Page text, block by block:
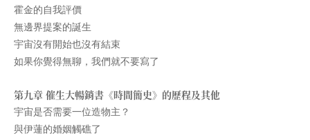
霍金的自我評價
無邊界提案的誕生
宇宙沒有開始也沒有結束
如果你覺得無聊，我們就不要寫了
第九章 催生大暢銷書《時間簡史》的歷程及其他
宇宙是否需要一位造物主？
與伊蓮的婚姻觸礁了